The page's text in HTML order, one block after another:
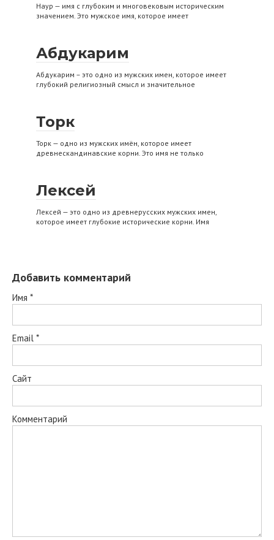
Наур — имя с глубоким и многовековым историческим
значением. Это мужское имя, которое имеет
Абдукарим
Абдукарим – это одно из мужских имен, которое имеет
глубокий религиозный смысл и значительное
Торк
Торк — одно из мужских имён, которое имеет
древнескандинавские корни. Это имя не только
Лексей
Лексей — это одно из древнерусских мужских имен,
которое имеет глубокие исторические корни. Имя
Добавить комментарий
Имя *
Email *
Сайт
Комментарий